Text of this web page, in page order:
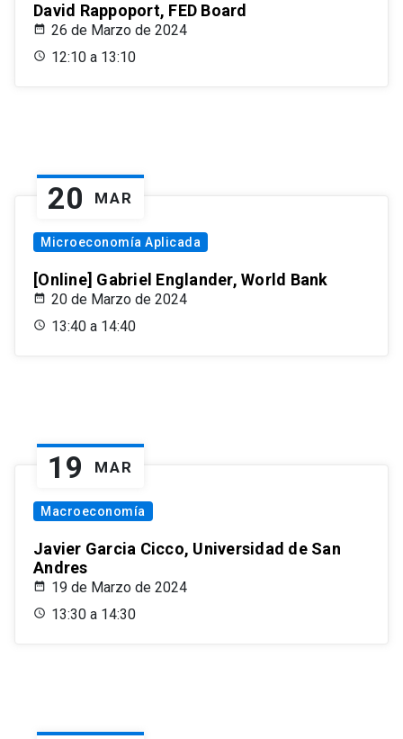
David Rappoport, FED Board
26 de Marzo de 2024
12:10 a 13:10
20 MAR
Microeconomía Aplicada
[Online] Gabriel Englander, World Bank
20 de Marzo de 2024
13:40 a 14:40
19 MAR
Macroeconomía
Javier Garcia Cicco, Universidad de San
Andres
19 de Marzo de 2024
13:30 a 14:30